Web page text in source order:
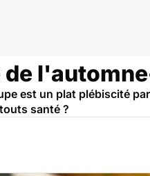
de
est un plat plébiscité
santé ?